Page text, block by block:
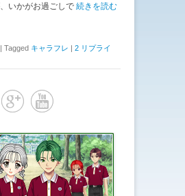
いかがお過ごしで 続きを読む
| Tagged キャラフレ | 2 リプライ